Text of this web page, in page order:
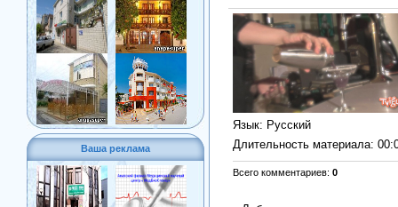
Ваша реклама
Язык: Русский
Длительность материала:
Всего комментариев: 0